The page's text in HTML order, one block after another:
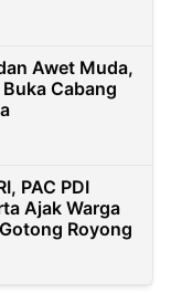
Awet Muda,
Cabang
PAC PDI
Ajak Warga
Royong